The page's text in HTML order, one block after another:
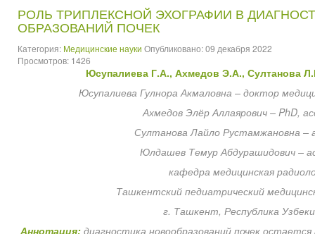
РОЛЬ ТРИПЛЕКСНОЙ ЭХОГРАФИИ В
ОБРАЗОВАНИЙ ПОЧЕК
Категория: Медицинские науки Опубликовано: 09 декабря 2022
Просмотров: 1426
Юсупалиева Г.А., Ахмедов Э.А., Султанова
Юсупалиева Гулнора Акмаловна – доктор
Ахмедов Элёр Аллаярович – PhD,
Султанова Лайло Рустамжановна –
Юлдашев Темур Абдурашидович –
кафедра медицинская
Ташкентский педиатрический
г. Ташкент, Республика
Аннотация: диагностика новообразований почек